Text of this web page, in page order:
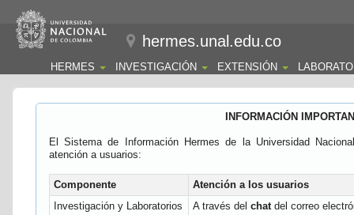
hermes.unal.edu.co
HERMES INVESTIGACIÓN EXTENSIÓN
INFORMACIÓN
El Sistema de Información Hermes de la Universidad
atención a usuarios:
Componente
Atención a los usuarios
Investigación y Laboratorios
A través del chatdel correo